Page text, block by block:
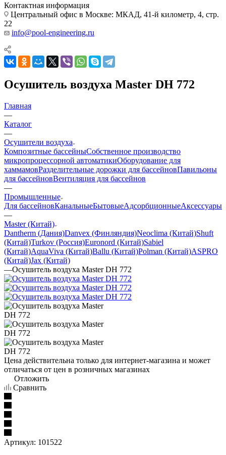
Контактная информация
Центральный офис в Москве: МКАД, 41-й километр, 4, стр.
22
info@pool-engineering.ru
Осушитель воздуха Master DH 772
Главная
—
Каталог
—
Осушители воздуха
Композитные бассейныСобственное производство
микропроцессорной автоматикиОборудование для
хаммамовРазделительные дорожки для бассейновПавильоны
для бассейновВентиляция для бассейнов
—
Промышленные
Для бассейновКанальныеБытовыеАдсорбционныеАксессуары
—
Master (Китай)
Dantherm (Дания)Danvex (Финляндия)Neoclima (Китай)Shuft
(Китай)Turkov (Россия)Euronord (Китай)Sabiel
(Китай)AquaViva (Китай)Ballu (Китай)Polman (Китай)ASPRO
(Китай)Jax (Китай)
—Осушитель воздуха Master DH 772
Цена действительна только для интернет-магазина и может
отличаться от цен в розничных магазинах
Отложить
Сравнить
Артикул: 101522